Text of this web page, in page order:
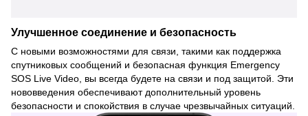
Улучшенное соединение и безопасность
С новыми возможностями для связи, такими как поддержка
спутниковых сообщений и безопасная функция Emergency
SOS Live Video, вы всегда будете на связи и под защитой. Эти
нововведения обеспечивают дополнительный уровень
безопасности и спокойствия в случае чрезвычайных ситуаций.